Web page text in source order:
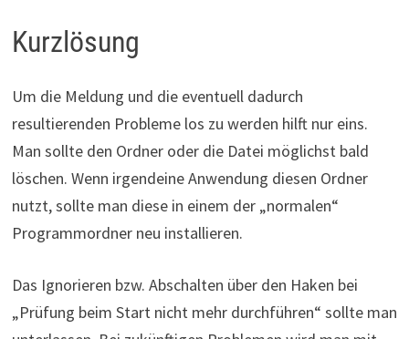
Kurzlösung
Um die Meldung und die eventuell dadurch
resultierenden Probleme los zu werden hilft nur eins.
Man sollte den Ordner oder die Datei möglichst bald
löschen. Wenn irgendeine Anwendung diesen Ordner
nutzt, sollte man diese in einem der „normalen“
Programmordner neu installieren.
Das Ignorieren bzw. Abschalten über den Haken bei
„Prüfung beim Start nicht mehr durchführen“ sollte man